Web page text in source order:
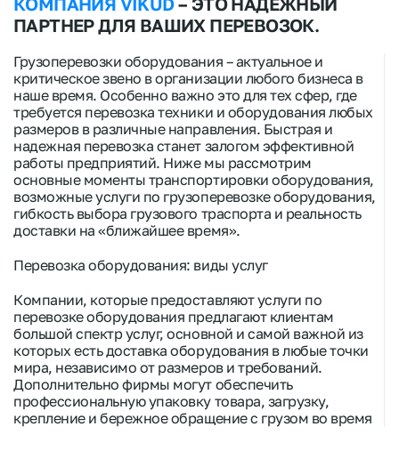
ПАРТНЕР ДЛЯ ВАШИХ ПЕРЕВОЗОК.
Грузоперевозки оборудования – актуальное и
критическое звено в организации любого бизнеса в
наше время. Особенно важно это для тех сфер, где
требуется перевозка техники и оборудования любых
размеров в различные направления. Быстрая и
надежная перевозка станет залогом эффективной
работы предприятий. Ниже мы рассмотрим
основные моменты транспортировки оборудования,
возможные услуги по грузоперевозке оборудования,
гибкость выбора грузового траспорта и реальность
доставки на «ближайшее время».
Перевозка оборудования: виды услуг
Компании, которые предоставляютуслуги по
перевозкеоборудования предлагают клиентам
большой спектр услуг, основной и самой важной из
которых естьдоставка оборудования в любые точки
мира, независимо от размеров и требований.
Дополнительно фирмы могут обеспечить
профессиональную упаковку товара, загрузку,
крепление и бережное обращение с грузом во время